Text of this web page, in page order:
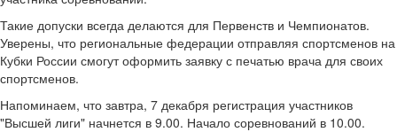
Такие допуски всегда делаются для Первенств и Чемпионатов.
Уверены, что региональные федерации отправляя спортсменов на
Кубки России смогут оформить заявку с печатью врача для своих
спортсменов.
Напоминаем, что завтра, 7 декабря регистрация участников
"Высшей лиги" начнется в 9.00. Начало соревнований в 10.00.